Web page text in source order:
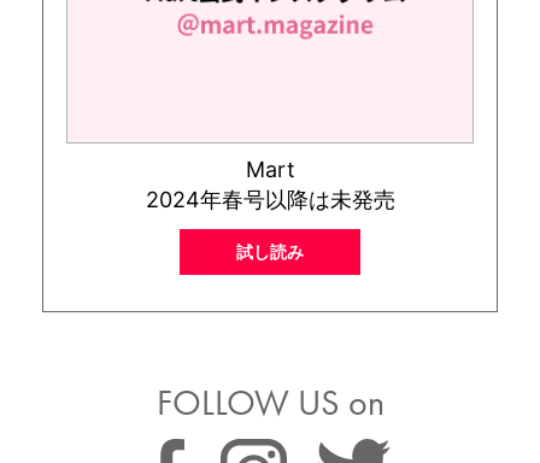
Mart
2024年春号以降は未発売
試し読み
FOLLOW US on